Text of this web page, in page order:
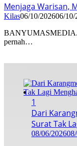
Menjaga Warisan,
Kilas06/10/202606/10/
pernah…
1
Dari
Surat Tak
08/06/2026